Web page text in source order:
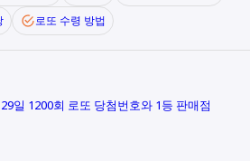
로또 수령 방법
일 1200회 로또 당첨번호와 1등 판매점